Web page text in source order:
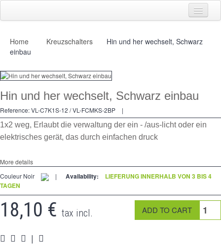
Schalter
Spéciales
Pièces
Medien
Programme Revendeur - LIVOLO France Site Officiel
Home Kreuzschalters
Hin und her wechselt, Schwarz
einbau
Hin und her wechselt, Schwarz einbau
Reference:VL-C7K1S-12 / VL-FCMKS-2BP
|
1x2 weg, Erlaubt die verwaltung der ein - /aus-licht oder ein
elektrisches gerät, das durch einfachen druck
More details
Couleur Noir
| Availability:
LIEFERUNG INNERHALB VON 3 BIS 4
TAGEN
18,10 € tax incl.
|